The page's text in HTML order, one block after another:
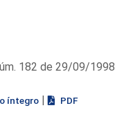
182 de 29/09/1998
íntegro | PDF